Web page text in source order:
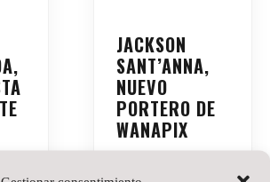
JACKSON
SANT’ANNA,
NUEVO
PORTERO DE
WANAPIX